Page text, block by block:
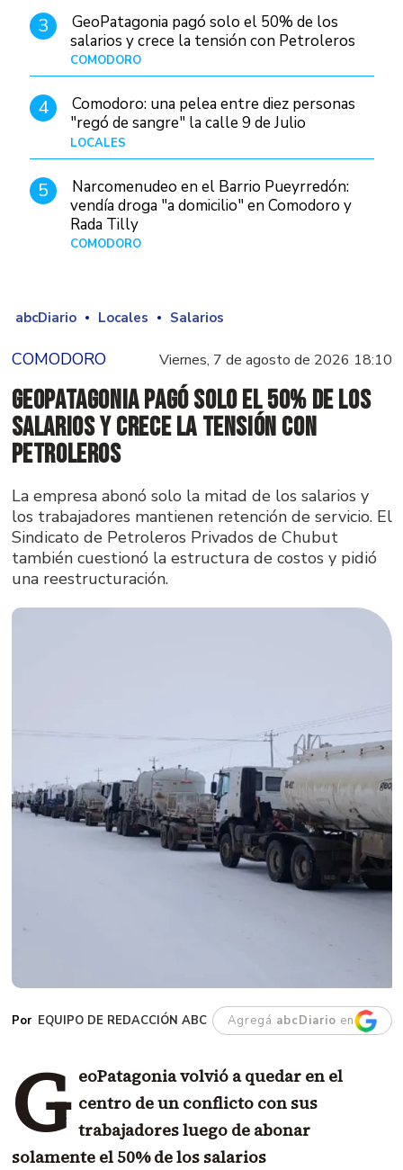
3
GeoPatagonia pagó solo el 50% de los
salarios y crece la tensión con Petroleros
COMODORO
4
Comodoro: una pelea entre diez personas
"regó de sangre" la calle 9 de Julio
LOCALES
5
Narcomenudeo en el Barrio Pueyrredón:
vendía droga "a domicilio" en Comodoro y
Rada Tilly
COMODORO
abcDiario Locales Salarios
COMODORO Viernes, 7 de agosto de 2026 18:10
GeoPatagonia pagó solo el 50% de los
salarios y crece la tensión con
Petroleros
La empresa abonó solo la mitad de los salarios y
los trabajadores mantienen retención de servicio. El
Sindicato de Petroleros Privados de Chubut
también cuestionó la estructura de costos y pidió
una reestructuración.
EQUIPO DE REDACCIÓN ABC Agregá abcDiario en
G eoPatagonia volvió a quedar en el
centro de un conflicto con sus
trabajadores luego de abonar
solamente el 50% de los salarios